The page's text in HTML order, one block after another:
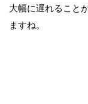
大幅に遅れること
ますね。